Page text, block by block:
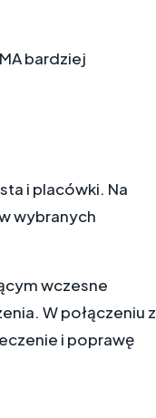
bardziej
i placówki. Na
wybranych
wczesne
W połączeniu z
i poprawę